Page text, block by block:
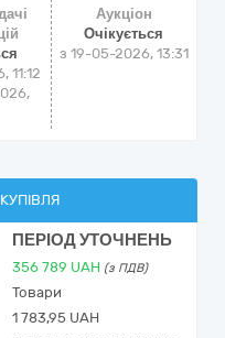
11:12
Аукціон
Очікується
з 19-05-2026, 13:31
ПЕРІОД УТОЧНЕНЬ
356 789 UAH (з ПДВ)
Товари
1 783,95 UAH